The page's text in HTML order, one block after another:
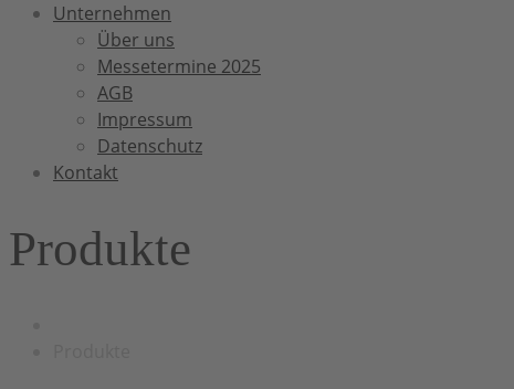
Unternehmen
Über uns
Messetermine 2025
AGB
Impressum
Datenschutz
Kontakt
Produkte